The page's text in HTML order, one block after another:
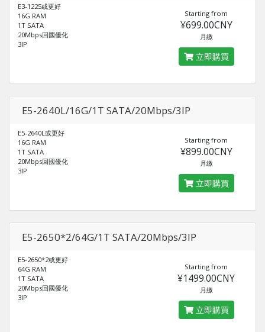
E3-1225或更好
16G RAM
1T SATA
20Mbps回國優化
3IP
Starting from
¥699.00CNY
月繳
立即購買
E5-2640L/16G/1T SATA/20Mbps/3IP
E5-2640L或更好
16G RAM
1T SATA
20Mbps回國優化
3IP
Starting from
¥899.00CNY
月繳
立即購買
E5-2650*2/64G/1T SATA/20Mbps/3IP
E5-2650*2或更好
64G RAM
1T SATA
20Mbps回國優化
3IP
Starting from
¥1499.00CNY
月繳
立即購買